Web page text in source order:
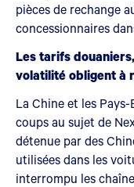
pièces de rechange
concessionnaires
Les tarifs
volatilité obligent à
La Chine et les
coups au sujet de
détenue par des
utilisées dans les
interrompu les